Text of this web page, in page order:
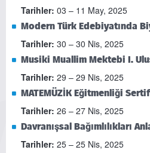
Tarihler: 03 – 11 May, 2025
Modern Türk Edebiyatında
Tarihler: 30 – 30 Nis, 2025
Musiki Muallim Mektebi I.
Tarihler: 29 – 29 Nis, 2025
MATEMÜZİK Eğitmenliği
Tarihler: 26 – 27 Nis, 2025
Davranışsal Bağımlılıkları
Tarihler: 25 – 25 Nis, 2025